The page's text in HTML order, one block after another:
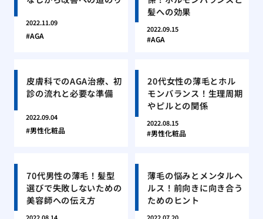
2022.11.09
AGA
髪への効果
2022.09.15
AGA
皮膚科でのAGA治療、初
診の流れと必要な準備
2022.09.04
男性化粧品
20代女性の薄毛とホル
モンバランス！生理周期
やピルとの関係
2022.08.15
男性化粧品
70代男性の薄毛！髪型
選びで失敗しないための
美容師への伝え方
薄毛の悩みとメンタルヘ
ルス！前向きに向き合う
ためのヒント